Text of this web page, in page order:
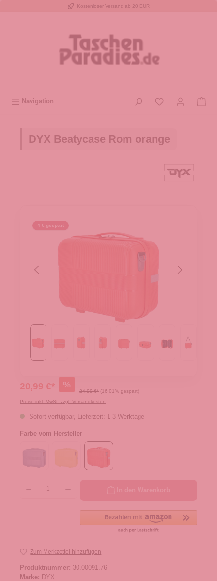
Kostenloser Versand ab 20 EUR
Navigation
DYX Beatycase Rom orange
4 € gespart
20,99 €* %
24,99 €* (16.01% gespart)
Preise inkl. MwSt. zzgl. Versandkosten
Sofort verfügbar, Lieferzeit: 1-3 Werktage
Farbe vom Hersteller
Zum Merkzettel hinzufügen
Produktnummer: 30.00091.76
Marke: DYX